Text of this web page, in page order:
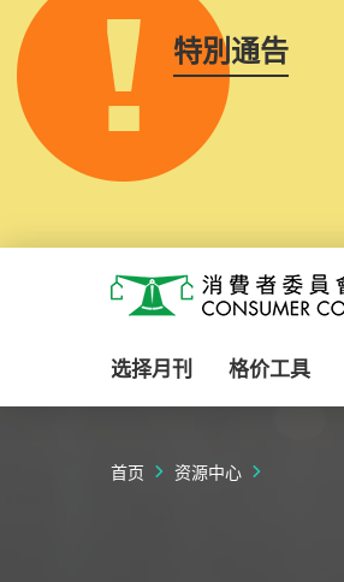
特別通告
消费者委员会
选择月刊 格价工具
首页 资源中心